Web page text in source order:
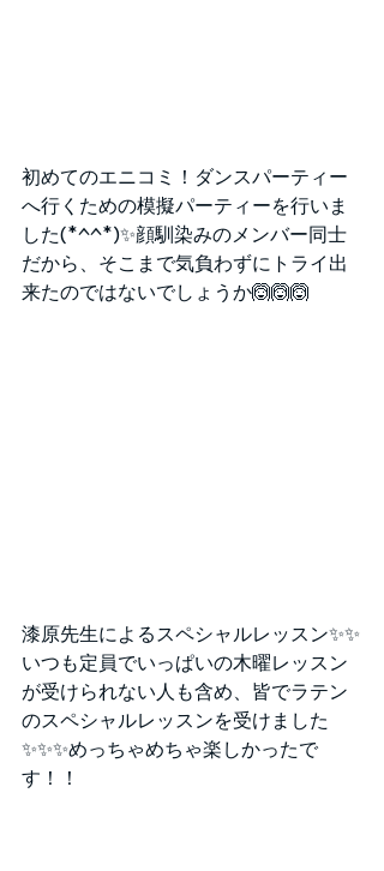
初めてのエニコミ！ダンスパーティー
へ行くための模擬パーティーを行いま
した(*^^*)✨顔馴染みのメンバー同士
だから、そこまで気負わずにトライ出
来たのではないでしょうか🙆🙆🙆
漆原先生によるスペシャルレッスン✨✨
いつも定員でいっぱいの木曜レッスン
が受けられない人も含め、皆でラテン
のスペシャルレッスンを受けました
✨✨✨めっちゃめちゃ楽しかったで
す！！